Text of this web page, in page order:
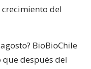
del
BioBioChile
que después del